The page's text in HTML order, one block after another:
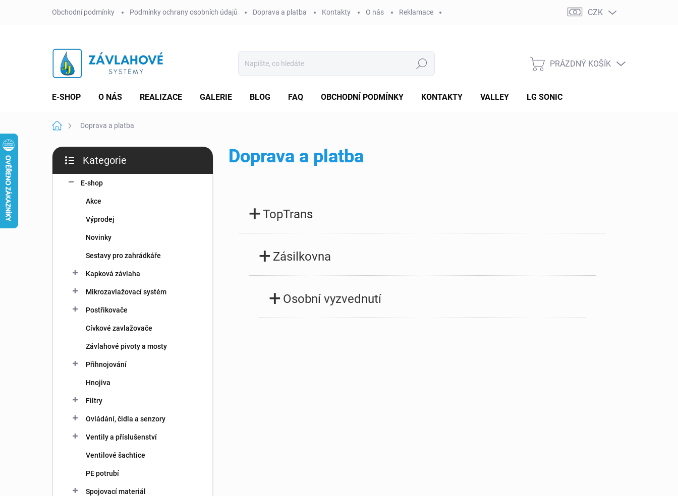
Obchodní podmínky Podmínky ochrany osobních údajů Doprava a platba Kontakty O nás Reklamace CZK
Hledat
NÁKUPNÍ
PRÁZDNÝ KOŠÍK
E-SHOP O NÁS REALIZACE GALERIE BLOG FAQ OBCHODNÍ PODMÍNKY KONTAKTY VALLEY LG SONIC
Domů Doprava a platba
P
s
kategorie
Kategorie
E-shop
Akce
Výprodej
Novinky
Sestavy pro zahrádkáře
Kapková závlaha
Mikrozavlažovací systém
Postřikovače
Cívkové zavlažovače
Závlahové pivoty a mosty
Přihnojování
Hnojiva
Filtry
Ovládání, čidla a senzory
Ventily a příslušenství
Ventilové šachtice
PE potrubí
Spojovací materiál
Doprava a platba
+ TopTrans
+ Zásilkovna
+ Osobní vyzvednutí